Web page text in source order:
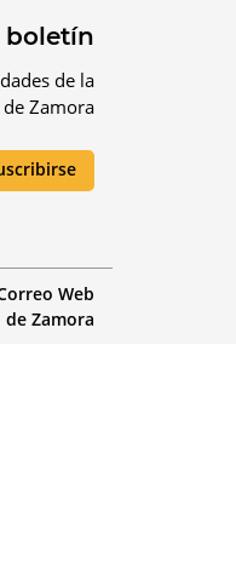
boletín
de la
Zamora
Web
Zamora